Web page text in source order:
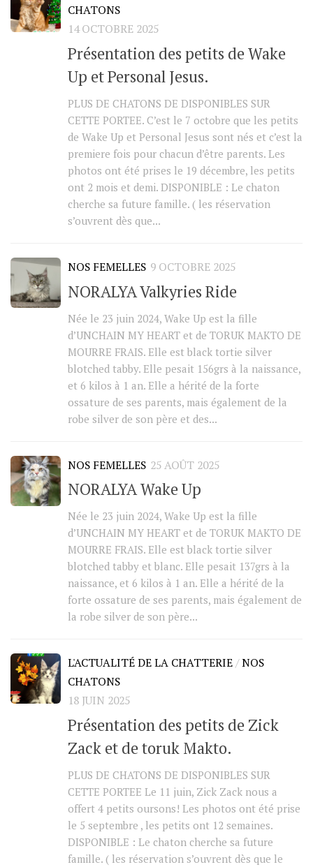
CHATONS
14 OCTOBRE 2025
Présentation des petits de Wake
Up et Personal Jesus.
PLUS DE CHATONS DE DISPONIBLES SUR
CETTE PORTEE. C’est le 7 octobre que les petits
de Wake Up et Personal Jesus sont nés et c’est la
premiere fois pour chacun d’être parents. Les
photos ont été prises le 19 décembre, les petits
ont 2 mois et demi. DISPONIBLE : Le chaton
cherche sa future famille. ( les réservation
s’ouvrent dès que...
NOS FEMELLES 9 OCTOBRE 2025
NORALYA Valkyries Ride
Née le 23 juin 2024, Wake Up est la fille
d’UNCHAIN MY HEART et de TORUK MAKTO DE
MOURRE FRAIS. Elle est black tortie silver
blotched tabby. Elle pesait 156grs à la naissance,
et 6 kilos à 1 an. Elle a hérité de la forte
ossature de ses parents, mais également de la
robe silver de son père et des...
NOS FEMELLES 25 AOÛT 2025
NORALYA Wake Up
Née le 23 juin 2024, Wake Up est la fille
d’UNCHAIN MY HEART et de TORUK MAKTO DE
MOURRE FRAIS. Elle est black tortie silver
blotched tabby et blanc. Elle pesait 137grs à la
naissance, et 6 kilos à 1 an. Elle a hérité de la
forte ossature de ses parents, mais également de
la robe silver de son père...
L'ACTUALITÉ DE LA CHATTERIE/NOS
CHATONS
18 JUIN 2025
Présentation des petits de Zick
Zack et de toruk Makto.
PLUS DE CHATONS DE DISPONIBLES SUR
CETTE PORTEE Le 11 juin, Zick Zack nous a
offert 4 petits oursons! Les photos ont été prise
le 5 septembre , les petits ont 12 semaines.
DISPONIBLE : Le chaton cherche sa future
famille. ( les réservation s’ouvrent dès que le